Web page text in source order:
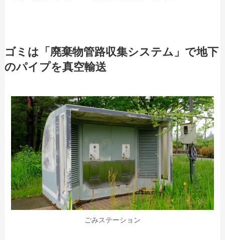
ゴミは「廃棄物管路収集システム」で地下
のパイプを真空輸送
ごみステーション